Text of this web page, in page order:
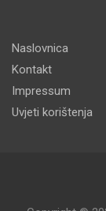
Naslovnica
Kontakt
Impressum
Uvjeti korištenja